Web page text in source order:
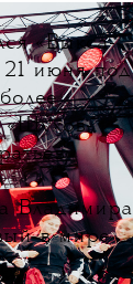
«Выкса-
21 июня под
«Шухов-
Владимира
в мире